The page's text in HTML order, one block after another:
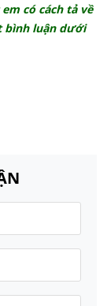
em có cách tả về
bình luận dưới